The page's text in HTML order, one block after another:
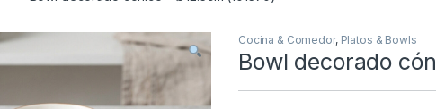
Cocina & Comedor, Platos & Bowls
Bowl decorado